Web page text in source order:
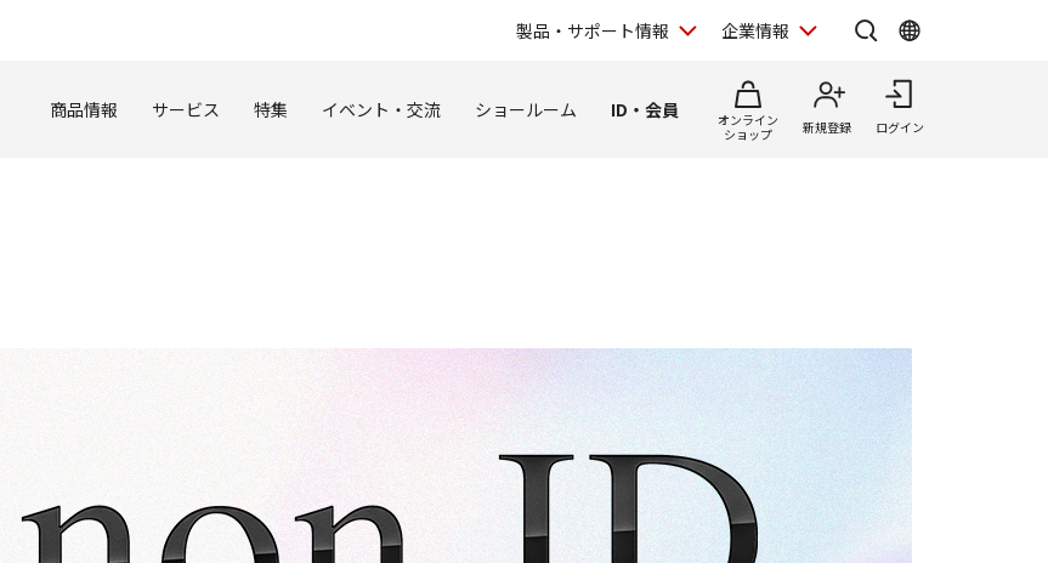
製品・サポート情報 企業情報
商品情報 サービス 特集 イベント・交流 ショールーム ID・会員
オンライン
ショップ
新規登録 ログイン